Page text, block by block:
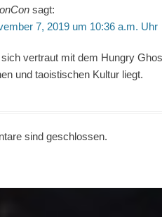
sagt:
7, 2019 um 10:36 a.m. Uhr
vertraut mit dem Hungry
und taoistischen Kultur liegt.
sind geschlossen.